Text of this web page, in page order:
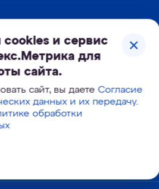
и сервис
для
сайта.
сайт, вы даетеСогласие
данных и их передачу.
обработки
фильтр в Грозном !
77-52